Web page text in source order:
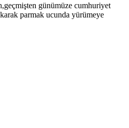
günümüze cumhuriyet
parmak ucunda yürümeye